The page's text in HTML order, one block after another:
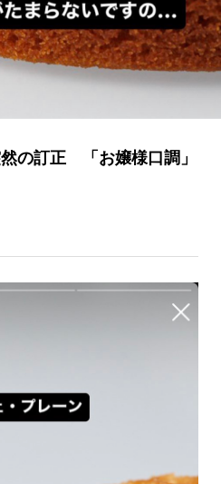
の訂正 「お嬢様口調」